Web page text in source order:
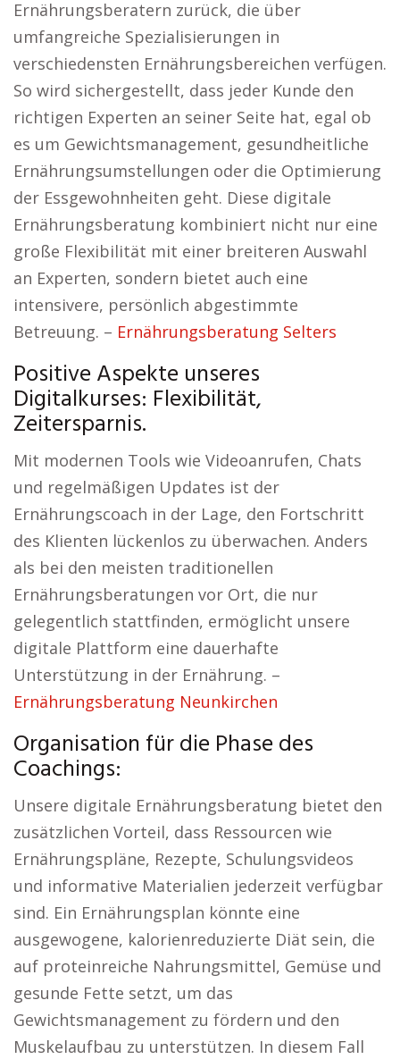
Ernährungsberatern zurück, die über
umfangreiche Spezialisierungen in
verschiedensten Ernährungsbereichen verfügen.
So wird sichergestellt, dass jeder Kunde den
richtigen Experten an seiner Seite hat, egal ob
es um Gewichtsmanagement, gesundheitliche
Ernährungsumstellungen oder die Optimierung
der Essgewohnheiten geht. Diese digitale
Ernährungsberatung kombiniert nicht nur eine
große Flexibilität mit einer breiteren Auswahl
an Experten, sondern bietet auch eine
intensivere, persönlich abgestimmte
Betreuung. – Ernährungsberatung Selters
Positive Aspekte unseres
Digitalkurses: Flexibilität,
Zeitersparnis.
Mit modernen Tools wie Videoanrufen, Chats
und regelmäßigen Updates ist der
Ernährungscoach in der Lage, den Fortschritt
des Klienten lückenlos zu überwachen. Anders
als bei den meisten traditionellen
Ernährungsberatungen vor Ort, die nur
gelegentlich stattfinden, ermöglicht unsere
digitale Plattform eine dauerhafte
Unterstützung in der Ernährung. –
Ernährungsberatung Neunkirchen
Organisation für die Phase des
Coachings:
Unsere digitale Ernährungsberatung bietet den
zusätzlichen Vorteil, dass Ressourcen wie
Ernährungspläne, Rezepte, Schulungsvideos
und informative Materialien jederzeit verfügbar
sind. Ein Ernährungsplan könnte eine
ausgewogene, kalorienreduzierte Diät sein, die
auf proteinreiche Nahrungsmittel, Gemüse und
gesunde Fette setzt, um das
Gewichtsmanagement zu fördern und den
Muskelaufbau zu unterstützen. In diesem Fall